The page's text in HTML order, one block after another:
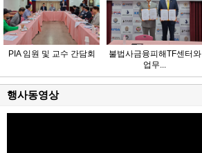
PIA 임원 및 교수 간담회
불법사금융피해TF센터와
업무...
행사동영상